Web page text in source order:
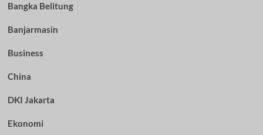
Bangka Belitung
Banjarmasin
Business
China
DKI Jakarta
Ekonomi